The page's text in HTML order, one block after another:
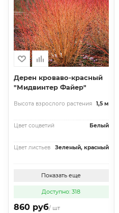
Дерен кроваво-красный
"Мидвинтер Файер"
Высота взрослого растения 1,5 м
Цвет соцветий Белый
Цвет листьев Зеленый, красный
Показать еще
Доступно: 318
860 руб/ шт